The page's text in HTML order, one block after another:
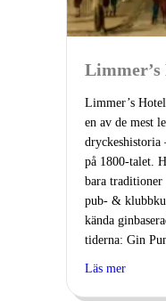
Limmer’s
Limmer’s
en av de mest
dryckeshistoria
på 1800-talet.
bara traditioner
pub- &
kända
tiderna: Gin
Läs mer